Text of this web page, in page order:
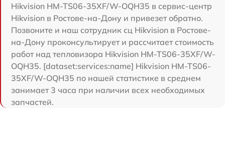
Hikvision HM-TS06-35XF/W-OQH35 в сервис-центр
Hikvision в Ростове-на-Дону и привезет обратно.
Позвоните и наш сотрудник сц Hikvision в Ростове-
на-Дону проконсультирует и рассчитает стоимость
работ над тепловизора Hikvision HM-TS06-35XF/W-
OQH35. [dataset:services:name] Hikvision HM-TS06-
35XF/W-OQH35 по нашей статистике в среднем
занимает 3 часа при наличии всех необходимых
запчастей.